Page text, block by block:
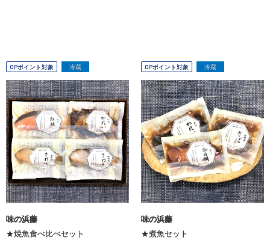
OPポイント対象 冷蔵
味の浜藤
★焼魚食べ比べセット
OPポイント対象 冷蔵
味の浜藤
★煮魚セット